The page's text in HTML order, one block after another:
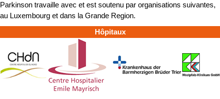
Parkinson travaille avec et est soutenu par organisations suivantes,
au Luxembourg et dans la Grande Region.
Hôpitaux